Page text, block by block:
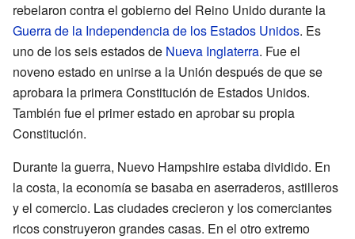
rebelaron contra el gobierno del Reino Unido durante la
Guerra de la Independencia de los Estados Unidos. Es
uno de los seis estados de Nueva Inglaterra. Fue el
noveno estado en unirse a la Unión después de que se
aprobara la primera Constitución de Estados Unidos.
También fue el primer estado en aprobar su propia
Constitución.
Durante la guerra, Nuevo Hampshire estaba dividido. En
la costa, la economía se basaba en aserraderos, astilleros
y el comercio. Las ciudades crecieron y los comerciantes
ricos construyeron grandes casas. En el otro extremo